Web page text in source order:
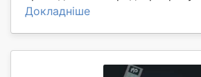
Докладніше